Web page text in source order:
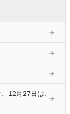
12月27日は、